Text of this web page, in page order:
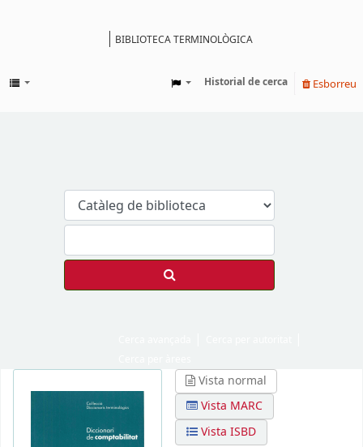
BIBLIOTECA TERMINOLÒGICA
Historial de cerca Esborreu
Vista normal
Vista MARC
Vista ISBD